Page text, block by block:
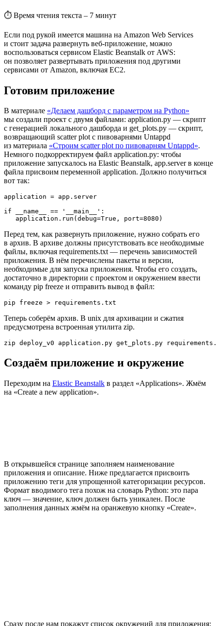
⏱ Время чтения текста – 7 минут
Если под рукой имеется машина на Amazon Web Services
и стоит задача развернуть веб-приложение, можно
воспользоваться сервисом Elastic Beanstalk от AWS:
он позволяет развертывать приложения под другими
сервисами от Amazon, включая EC2.
Готовим приложение
В материале «Делаем дашборд с параметром на Python»
мы создали проект с двумя файлами: application.py — скрипт
с генерацией локального дашборда и get_plots.py — скрипт,
возвращающий scatter plot с пивоварнями Untappd
из материала «Строим scatter plot по пивоварням Untappd».
Немного подкорректируем файл application.py: чтобы
приложение запускалось на Elastic Beanstalk, app.server в конце
файла присвоим переменной application. Должно получиться
вот так:
application = app.server
if __name__ == '__main__':
   application.run(debug=True, port=8080)
Перед тем, как развернуть приложение, нужно собрать его
в архив. В архиве должны присутствовать все необходимые
файлы, включая requirements.txt — перечень зависимостей
приложения. В нём перечислены пакеты и версии,
необходимые для запуска приложения. Чтобы его создать,
достаточно в директории с проектом и окружением ввести
команду pip freeze и отправить вывод в файл:
pip freeze > requirements.txt
Теперь соберём архив. В unix для архивации и сжатия
предусмотрена встроенная утилита zip.
zip deploy_v0 application.py get_plots.py
Создаём приложение и окружение
Переходим на Elastic Beanstalk в раздел «Applications». Жмём
на «Create a new application».
В открывшейся странице заполняем наименование
приложения и описание. Ниже предлагается присвоить
приложению теги для упрощенной категоризации ресурсов.
Формат вводимого тега похож на словарь Python: это пара
ключ — значение, ключ должен быть уникален. После
заполнения данных жмём на оранжевую кнопку «Create».
Сразу после нам покажут список окружений для приложения: